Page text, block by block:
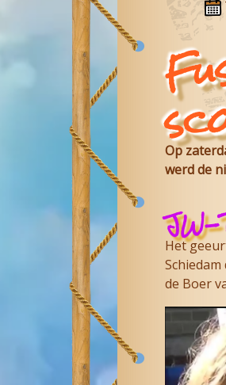
Op
werd de
JW-
Het
de Boer